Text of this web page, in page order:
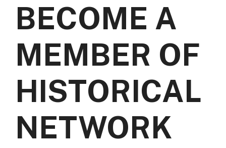
BECOME A
MEMBER OF
HISTORICAL
NETWORK